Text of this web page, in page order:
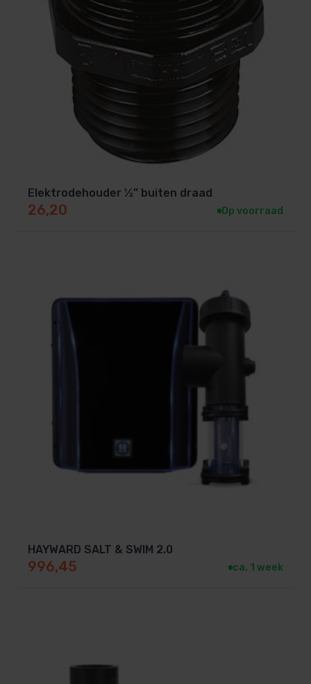
Elektrodehouder ½” buiten draad
26,20 Op voorraad
HAYWARD SALT & SWIM 2.0
996,45 ca. 1 week